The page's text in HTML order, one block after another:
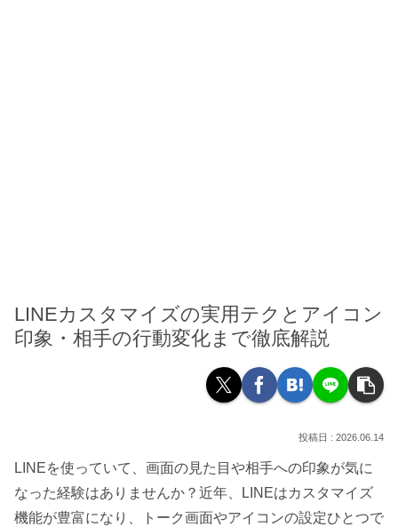
LINEカスタマイズの実用テクとアイコン
印象・相手の行動変化まで徹底解説
2026.06.14
LINEを使っていて、画面の見た目や相手への印象が気に
なった経験はありませんか？近年、LINEはカスタマイズ
機能が豊富になり、トーク画面やアイコンの設定ひとつで